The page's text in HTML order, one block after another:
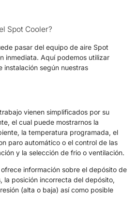
Spot Cooler?
pasar del equipo de aire Spot
inmediata. Aquí podemos utilizar
instalación según nuestras
vienen simplificados por su
el cual puede mostrarnos la
la temperatura programada, el
paro automático o el control de las
y la selección de frio o ventilación.
información sobre el depósito de
la posición incorrecta del depósito,
(alta o baja) así como posible